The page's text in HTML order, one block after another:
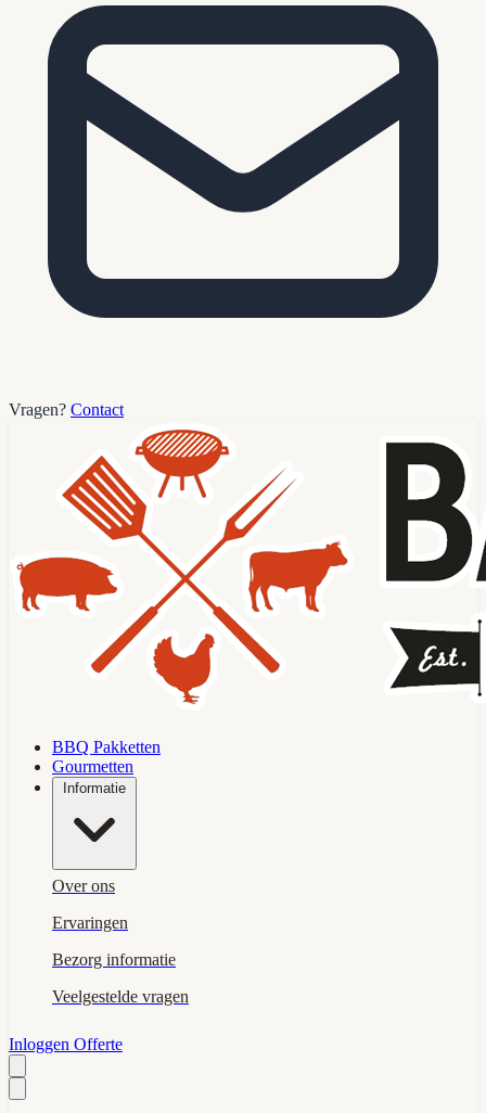
Vragen? Contact
BBQ Pakketten
Gourmetten
Informatie
Over ons
Ervaringen
Bezorg informatie
Veelgestelde vragen
Inloggen Offerte